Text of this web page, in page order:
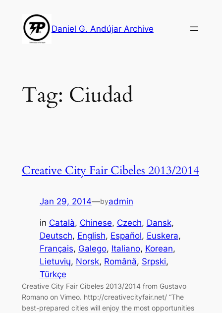
content
Daniel G. Andújar Archive
Tag: Ciudad
Creative City Fair Cibeles 2013/2014
Jan 29, 2014—byadmin
in Català, Chinese, Czech, Dansk
Deutsch, English, Español, Euskera
Français, Galego, Italiano, Korean
Lietuvių, Norsk, Română, Srpski
Türkçe
Creative City Fair Cibeles 2013/2014 from Gustavo
Romano on Vimeo. http://creativecityfair.net/ “The
best-prepared cities will enjoy the most opportunities